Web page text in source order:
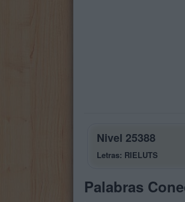
Nivel 25388
Letras: RIELUTS
Palabras